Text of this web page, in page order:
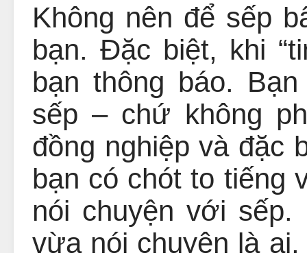
Không nên để sếp
bạn. Đặc biệt, khi
bạn thông báo.
sếp – chứ không
đồng nghiệp và đặc
bạn có chót to tiếng
nói chuyện với
vừa nói chuyện là